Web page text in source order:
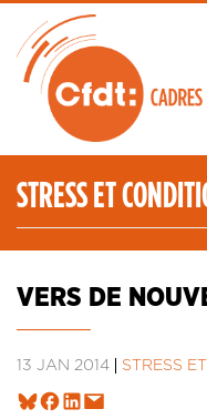
contenu
principal
ACTUALITÉS
PUBLICATIONS
EN RÉGION
LES TRANSITIONS JUSTES
IA
STRESS ET
VERS DE
13 JAN 2014 STRESS